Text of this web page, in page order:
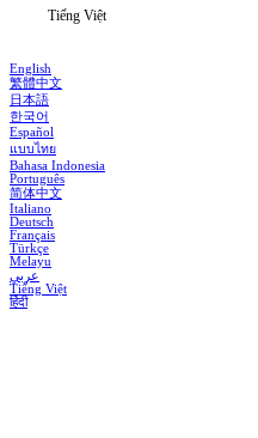
Tiếng Việt
English
繁體中文
日本語
한국어
Español
แบบไทย
Bahasa Indonesia
Português
简体中文
Italiano
Deutsch
Français
Türkçe
Melayu
عربي
Tiếng Việt
हिंदी